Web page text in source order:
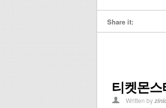
Share it:
티켓몬
Written by